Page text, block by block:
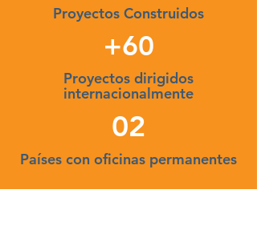
Proyectos Construidos
+60
Proyectos dirigidos
internacionalmente
02
Países con oficinas permanentes